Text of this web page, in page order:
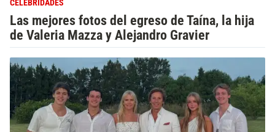
CELEBRIDADES
Las mejores fotos del egreso de Taína, la hija
de Valeria Mazza y Alejandro Gravier